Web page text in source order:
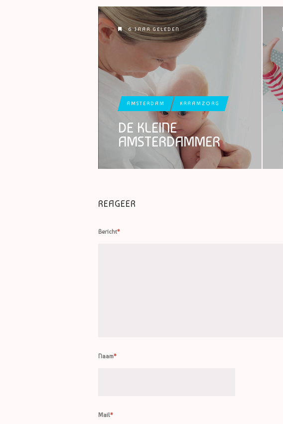
6 JAAR GELEDEN
AMSTERDAM KRAAMZORG
DE KLEINE
AMSTERDAMMER
REAGEER
Bericht*
Naam*
Mail*